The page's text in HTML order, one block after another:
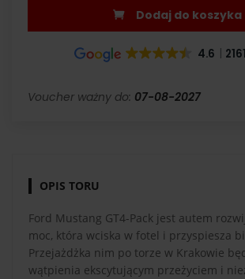
Dodaj do koszyka
4.6
Voucher ważny do: 07-08-2027
OPIS TORU
Ford Mustang GT4-Pack jest autem
moc, która wciska w fotel i przyspiesza
Przejażdżka nim po torze w Krakowie
wątpienia ekscytującym przeżyciem i